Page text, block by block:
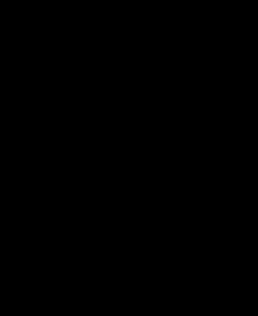
освоен быстро, все